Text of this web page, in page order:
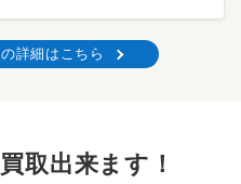
詳細はこちら
取出来ます！